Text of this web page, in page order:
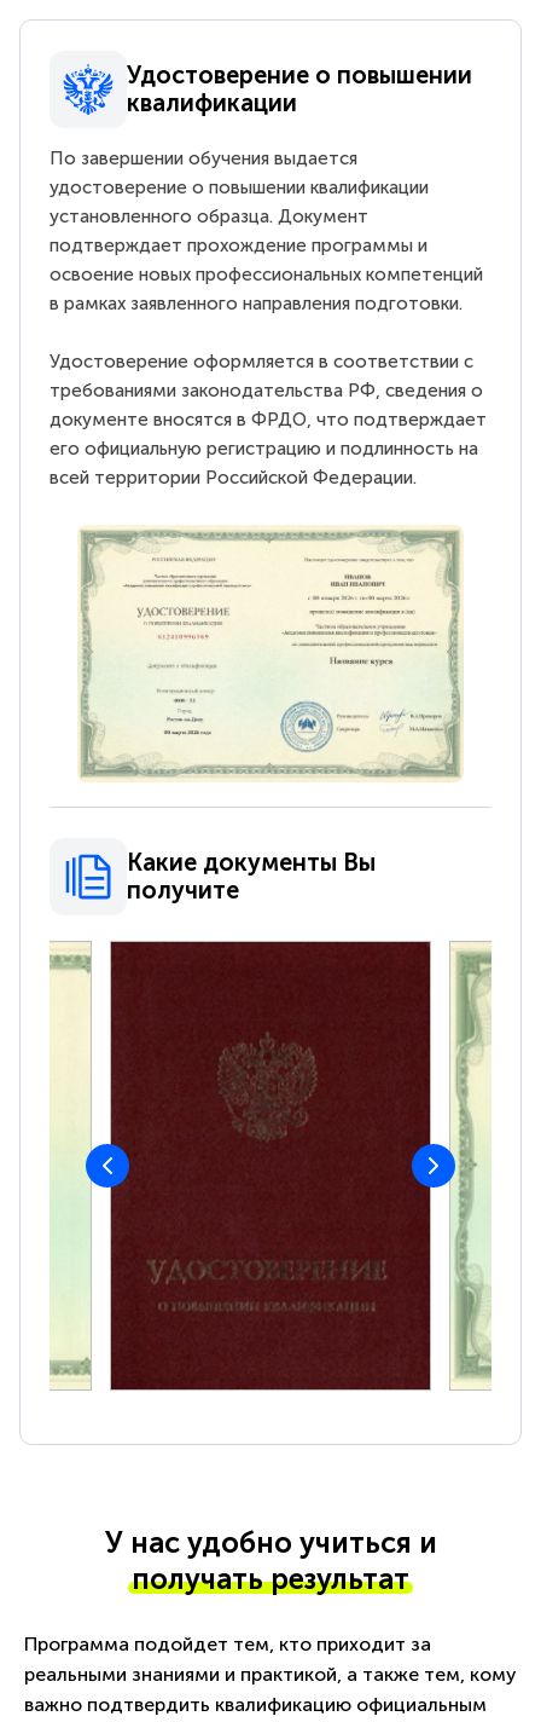
Удостоверение о повышении
квалификации
По завершении обучения выдается
удостоверение о повышении квалификации
установленного образца. Документ
подтверждает прохождение программы и
освоение новых профессиональных компетенций
в рамках заявленного направления подготовки.
Удостоверение оформляется в соответствии с
требованиями законодательства РФ, сведения о
документе вносятся в ФРДО, что подтверждает
его официальную регистрацию и подлинность на
всей территории Российской Федерации.
Какие документы Вы
получите
У нас удобно учиться и
получать результат
Программа подойдет тем, кто приходит за
реальными знаниями и практикой, а также тем, кому
важно подтвердить квалификацию официальным